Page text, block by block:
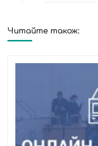
Читайте також: